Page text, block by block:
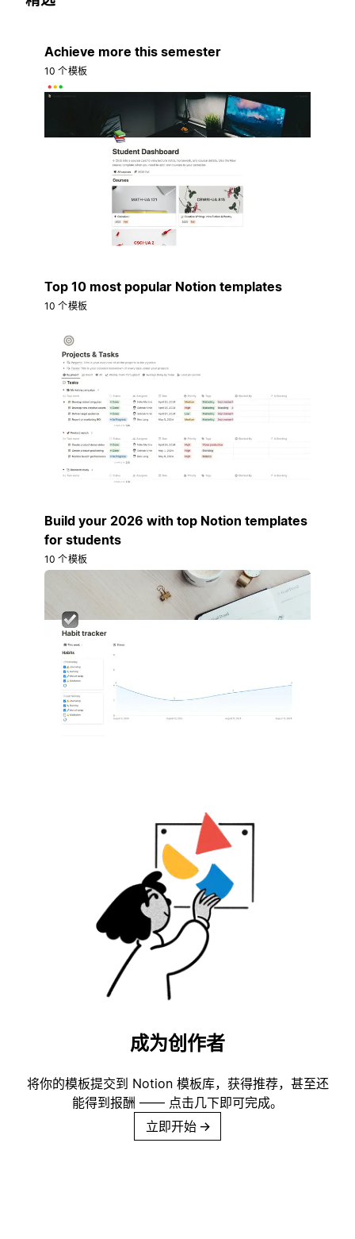
Achieve more this semester
10 个模板
Top 10 most popular Notion templates
10 个模板
Build your 2026 with top Notion templates
for students
10 个模板
成为创作者
将你的模板提交到 Notion 模板库，获得推荐，甚至还
能得到报酬 —— 点击几下即可完成。
立即开始 →